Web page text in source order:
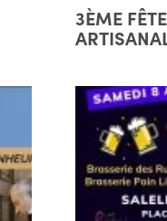
3ÈME